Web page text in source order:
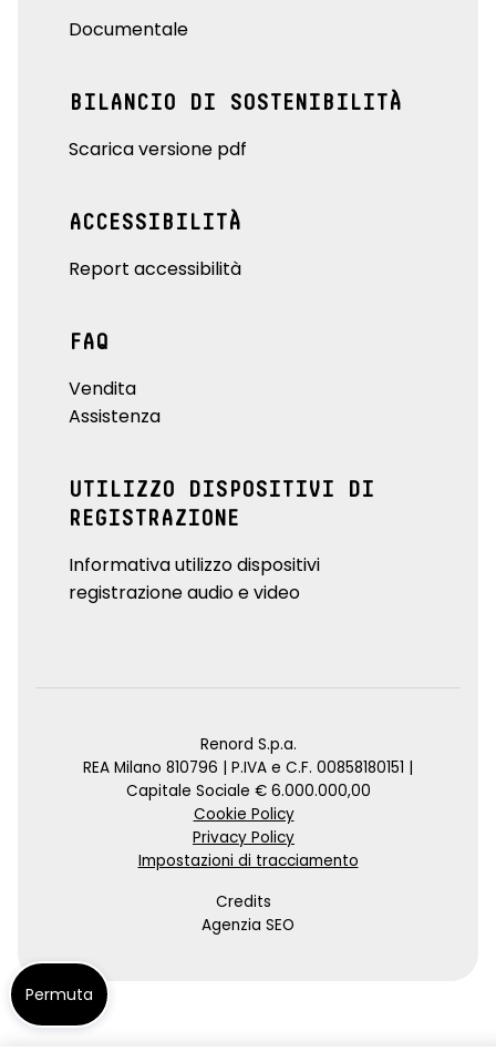
Documentale
BILANCIO DI SOSTENIBILITÀ
Scarica versione pdf
ACCESSIBILITÀ
Report accessibilità
FAQ
Vendita
Assistenza
UTILIZZO DISPOSITIVI DI
REGISTRAZIONE
Informativa utilizzo dispositivi
registrazione audio e video
Renord S.p.a.
REA Milano 810796 | P.IVA e C.F. 00858180151 |
Capitale Sociale € 6.000.000,00
Cookie Policy
Privacy Policy
Impostazioni di tracciamento
Credits
Agenzia SEO
Permuta